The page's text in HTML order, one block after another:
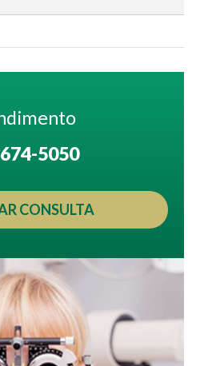
5050
CONSULTA